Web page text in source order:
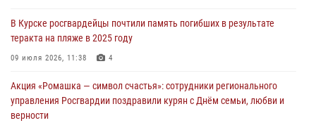
297 выездов по сигналу «тревога»
03 августа 2026, 09:46
В Курске росгвардейцы почтили память погибших в результате
теракта на пляже в 2025 году
09 июля 2026, 11:38 4
Акция «Ромашка — символ счастья»: сотрудники регионального
управления Росгвардии поздравили курян с Днём семьи, любви и
верности